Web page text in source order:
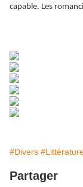
capable. Les
#Divers
Partager